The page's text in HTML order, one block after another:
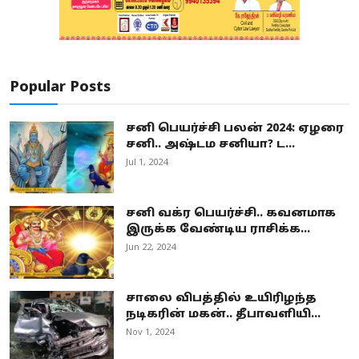
Popular Posts
சனி பெயர்ச்சி பலன் 2024: ஏழரை
சனி.. அஷ்டம சனியா? ட...
Jul 1, 2024
சனி வக்ர பெயர்ச்சி.. கவனமாக
இருக்க வேண்டிய ராசிக்க...
Jun 22, 2024
சாலை விபத்தில் உயிரிழந்த
நடிகரின் மகன்.. தீபாவளியி...
Nov 1, 2024